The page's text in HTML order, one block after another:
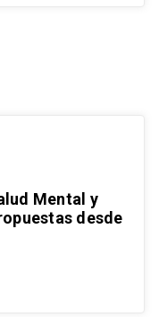
Mental y
desde